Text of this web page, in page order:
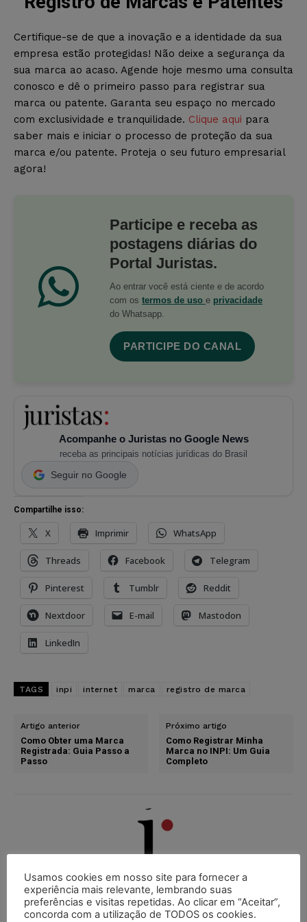
Certifique-se de que a inovação e a identidade da sua
empresa estão protegidas! Não deixe a segurança da
sua marca ao acaso. Agende hoje mesmo uma consulta
conosco e dê o primeiro passo para registrar sua
marca ou patente. Garanta seu espaço no mercado
com exclusividade e tranquilidade. Clique aqui para
saber mais e iniciar o processo de proteção da sua
marca e/ou patente. Proteja o seu futuro empresarial
agora!
Participe e receba as
postagens diárias do
Portal Juristas.
Ao entrar você está ciente e de acordo
com os termos de uso e privacidade
do Whatsapp.
PARTICIPE DO CANAL
Acompanhe o Juristas no Google News
receba as principais notícias jurídicas do Brasil
Seguir no Google
Compartilhe isso:
X Imprimir WhatsApp
Threads Facebook Telegram
Pinterest Tumblr Reddit
Nextdoor E-mail Mastodon
LinkedIn
TAGS inpi internet marca registro de marca
Artigo anterior
Como Obter uma Marca
Registrada: Guia Passo a
Passo
Próximo artigo
Como Registrar Minha
Marca no INPI: Um Guia
Completo
Juristas
http://juristas.com.br
Usamos cookies em nosso site para fornecer a
experiência mais relevante, lembrando suas
preferências e visitas repetidas. Ao clicar em “Aceitar”,
concorda com a utilização de TODOS os cookies.